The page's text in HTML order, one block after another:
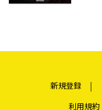
新規登録
利用規約